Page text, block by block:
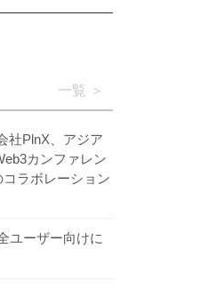
一覧
社PlnX、アジア
カンファレン
ラボレーション
ユーザー向けに